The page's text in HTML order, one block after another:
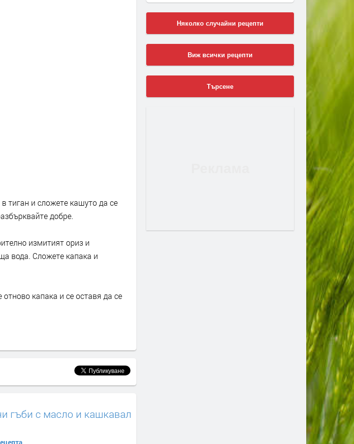
тиган и сложете кашуто да се
добре.
измитият ориз и
вода. Сложете капака и
капака и се оставя да се
гъби с масло и кашкавал
Няколко случайни рецепти
Виж всички рецепти
Търсене